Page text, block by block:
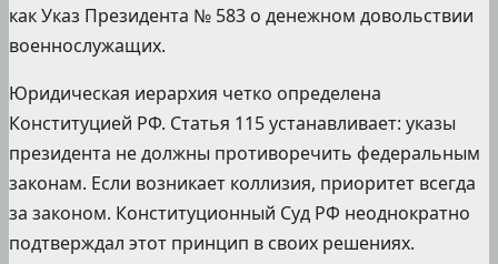
как Указ Президента № 583 о денежном довольствии
военнослужащих.
Юридическая иерархия четко определена
Конституцией РФ. Статья 115 устанавливает: указы
президента не должны противоречить федеральным
законам. Если возникает коллизия, приоритет всегда
за законом. Конституционный Суд РФ неоднократно
подтверждал этот принцип в своих решениях.